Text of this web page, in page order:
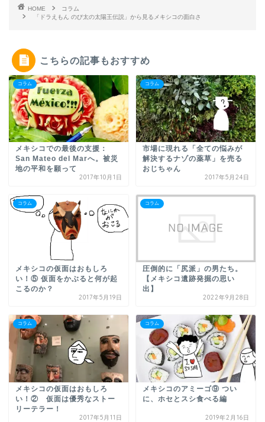
HOME
コラム
「ドラえもん のび太の太陽王伝説」から見るメキシコの面白さ
こちらの記事もおすすめ
コラム
メキシコでの最後の支援：
San Mateo del Marへ。被災
地の平和を願って
2017年10月1日
コラム
市場に現れる「全ての悩みが
解決するナゾの薬草」を売る
おじちゃん
2017年5月24日
コラム
メキシコの仮面はおもしろ
い！⑤ 仮面をかぶると何が起
こるのか？
2017年5月19日
コラム
圧倒的に「尻派」の男たち。
【メキシコ遺跡発掘の思い
出】
2022年9月28日
コラム
メキシコの仮面はおもしろ
い！② 仮面は優秀なストー
リーテラー！
2017年5月11日
コラム
メキシコのアミーゴ⑨ つい
に、ホセとスシ食べる編
2019年2月16日